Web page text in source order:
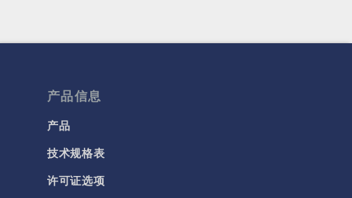
产品信息
产品
技术规格表
许可证选项